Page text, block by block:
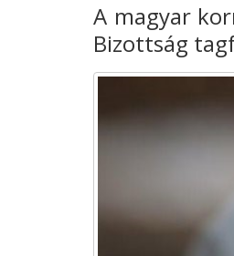
A magyar
Bizottság